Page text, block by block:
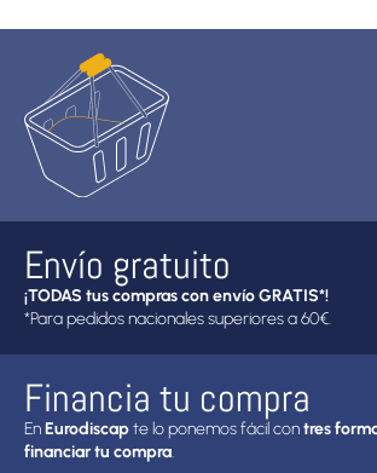
Envío gratuito
¡TODAS tus compras con envío GRATIS*!
*Para pedidos nacionales superiores a 60€.
Financia tu compra
EnEurodiscapte lo ponemos fácil contres
financiar tu compra.